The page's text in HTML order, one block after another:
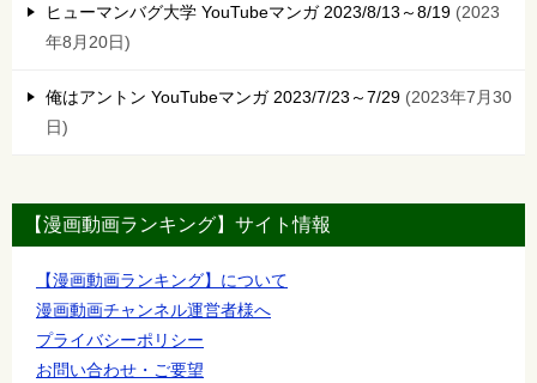
ヒューマンバグ大学 YouTubeマンガ 2023/8/13～8/19
2023
年8月20日
俺はアントン YouTubeマンガ 2023/7/23～7/29
2023年7月30
日
【漫画動画ランキング】サイト情報
【漫画動画ランキング】について
漫画動画チャンネル運営者様へ
プライバシーポリシー
お問い合わせ・ご要望